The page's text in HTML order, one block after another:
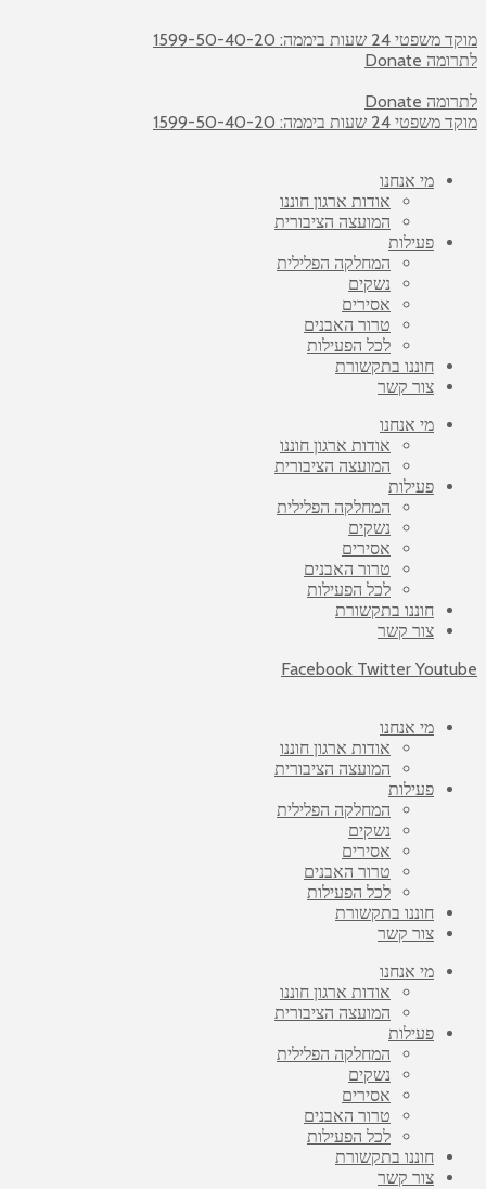
מוקד משפטי 24 שעות ביממה: 1599-50-40-20
לתרומה Donate
לתרומה Donate
מוקד משפטי 24 שעות ביממה: 1599-50-40-20
מי אנחנו
אודות ארגון חוננו
המועצה הציבורית
פעילות
המחלקה הפלילית
נשקים
אסירים
טרור האבנים
לכל הפעילות
חוננו בתקשורת
צור קשר
מי אנחנו
אודות ארגון חוננו
המועצה הציבורית
פעילות
המחלקה הפלילית
נשקים
אסירים
טרור האבנים
לכל הפעילות
חוננו בתקשורת
צור קשר
Facebook Twitter Youtube
מי אנחנו
אודות ארגון חוננו
המועצה הציבורית
פעילות
המחלקה הפלילית
נשקים
אסירים
טרור האבנים
לכל הפעילות
חוננו בתקשורת
צור קשר
מי אנחנו
אודות ארגון חוננו
המועצה הציבורית
פעילות
המחלקה הפלילית
נשקים
אסירים
טרור האבנים
לכל הפעילות
חוננו בתקשורת
צור קשר